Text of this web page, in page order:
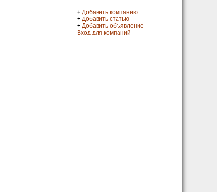
+ Добавить компанию
+ Добавить статью
+ Добавить объявление
Вход для компаний